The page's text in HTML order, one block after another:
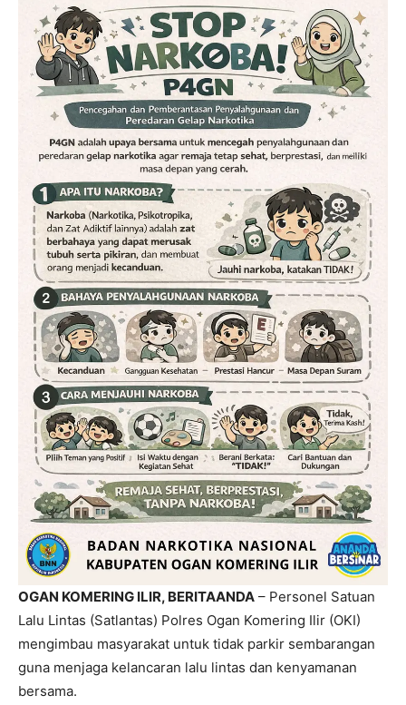
OGAN KOMERING ILIR, BERITAANDA – Personel Satuan
Lalu Lintas (Satlantas) Polres Ogan Komering Ilir (OKI)
mengimbau masyarakat untuk tidak parkir sembarangan
guna menjaga kelancaran lalu lintas dan kenyamanan
bersama.